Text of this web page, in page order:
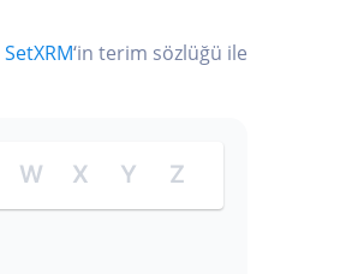
SetXRM‘in terim sözlüğü ile
W X Y Z